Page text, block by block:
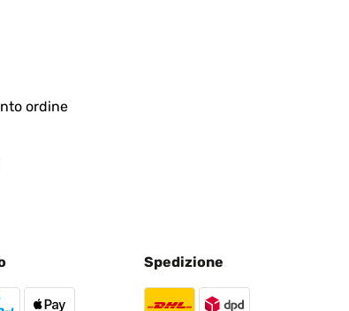
problèmes de logistique produit arrivé chez-moi
métal léger le feux les braises se font bien vec
ce produit malgré tout je le recommande
ordine
Spedizione